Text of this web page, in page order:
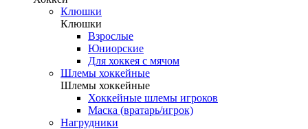
Клюшки
Клюшки
Взрослые
Юниорские
Для хоккея с мячом
Шлемы хоккейные
Шлемы хоккейные
Хоккейные шлемы игроков
Маска (вратарь/игрок)
Нагрудники